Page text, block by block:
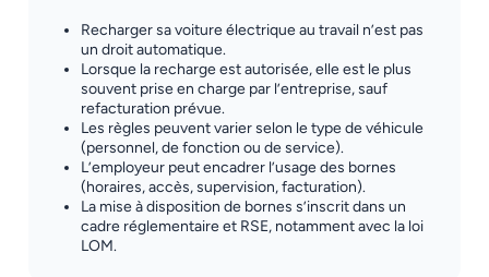
Recharger sa voiture électrique au travail n’est pas
un droit automatique.
Lorsque la recharge est autorisée, elle est le plus
souvent prise en charge par l’entreprise, sauf
refacturation prévue.
Les règles peuvent varier selon le type de véhicule
(personnel, de fonction ou de service).
L’employeur peut encadrer l’usage des bornes
(horaires, accès, supervision, facturation).
La mise à disposition de bornes s’inscrit dans un
cadre réglementaire et RSE, notamment avec la loi
LOM.